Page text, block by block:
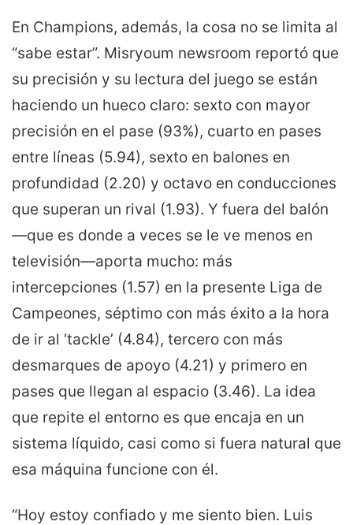
En Champions, además, la cosa no se limita al
“sabe estar”. Misryoum newsroom reportó que
su precisión y su lectura del juego se están
haciendo un hueco claro: sexto con mayor
precisión en el pase (93%), cuarto en pases
entre líneas (5.94), sexto en balones en
profundidad (2.20) y octavo en conducciones
que superan un rival (1.93). Y fuera del balón
—que es donde a veces se le ve menos en
televisión—aporta mucho: más
intercepciones (1.57) en la presente Liga de
Campeones, séptimo con más éxito a la hora
de ir al ‘tackle’ (4.84), tercero con más
desmarques de apoyo (4.21) y primero en
pases que llegan al espacio (3.46). La idea
que repite el entorno es que encaja en un
sistema líquido, casi como si fuera natural que
esa máquina funcione con él.
“Hoy estoy confiado y me siento bien. Luis